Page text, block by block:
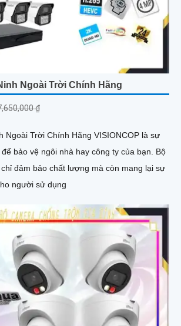
Ngoài Trời Chính Hãng
₫
Ngoài Trời Chính Hãng VISIONCOP là sự
bảo vệ ngôi nhà hay công ty của bạn. Bộ
đảm bảo chất lượng mà còn mang lại sự
người sử dụng